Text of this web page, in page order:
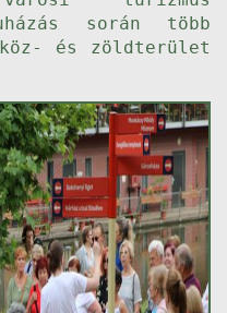
során több
és zöldterület